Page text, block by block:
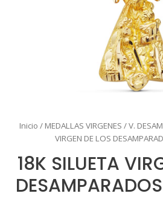
Inicio / MEDALLAS VIRGENES /V.
VIRGEN DE LOS
18K SILUETA